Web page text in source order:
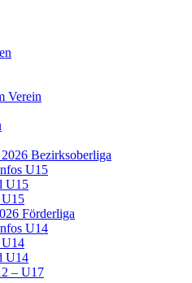
Verein
Bezirksoberliga
U15
U15
U15
Förderliga
U14
U14
U14
– U17